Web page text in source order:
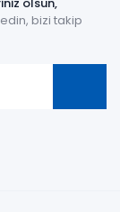
bizi takip